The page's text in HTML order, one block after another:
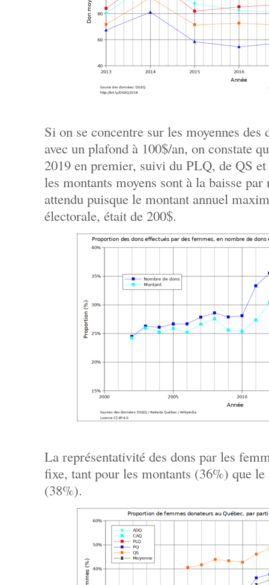
Si on se concentre sur les moyennes des
avec un plafond à 100$/an, on constate
2019 en premier, suivi du PLQ, de QS
les montants moyens sont à la baisse
attendu puisque le montant annuel
électorale, était de 200$.
La représentativité des dons par les
fixe, tant pour les montants (36%) que
(38%).